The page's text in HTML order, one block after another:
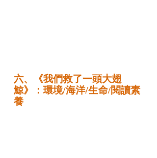
六、《我們救了一頭大翅
鯨》：環境/海洋/生命/閱讀素
養